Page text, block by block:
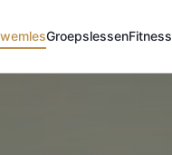
GroepslessenFitness